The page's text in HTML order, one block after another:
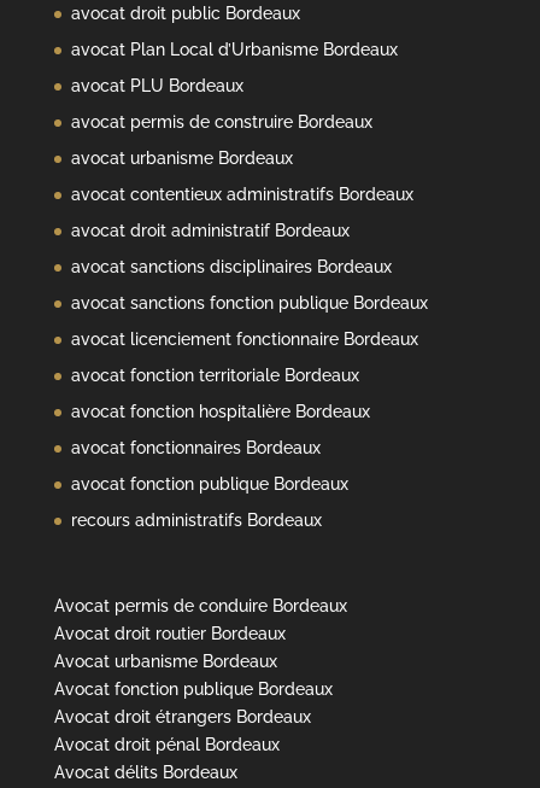
avocat droit public Bordeaux
avocat Plan Local d’Urbanisme Bordeaux
avocat PLU Bordeaux
avocat permis de construire Bordeaux
avocat urbanisme Bordeaux
avocat contentieux administratifs Bordeaux
avocat droit administratif Bordeaux
avocat sanctions disciplinaires Bordeaux
avocat sanctions fonction publique Bordeaux
avocat licenciement fonctionnaire Bordeaux
avocat fonction territoriale Bordeaux
avocat fonction hospitalière Bordeaux
avocat fonctionnaires Bordeaux
avocat fonction publique Bordeaux
recours administratifs Bordeaux
Avocat permis de conduire Bordeaux
Avocat droit routier Bordeaux
Avocat urbanisme Bordeaux
Avocat fonction publique Bordeaux
Avocat droit étrangers Bordeaux
Avocat droit pénal Bordeaux
Avocat délits Bordeaux